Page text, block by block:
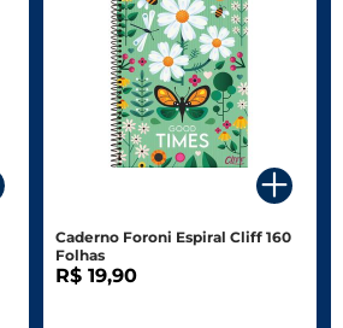
Caderno Foroni Espiral Cliff 160
Folhas
R$ 19,90